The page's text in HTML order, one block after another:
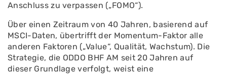
Anschluss zu verpassen („FOMO“).
Über einen Zeitraum von 40 Jahren, basierend auf
MSCI-Daten, übertrifft der Momentum-Faktor alle
anderen Faktoren („Value“, Qualität, Wachstum). Die
Strategie, die ODDO BHF AM seit 20 Jahren auf
dieser Grundlage verfolgt, weist eine